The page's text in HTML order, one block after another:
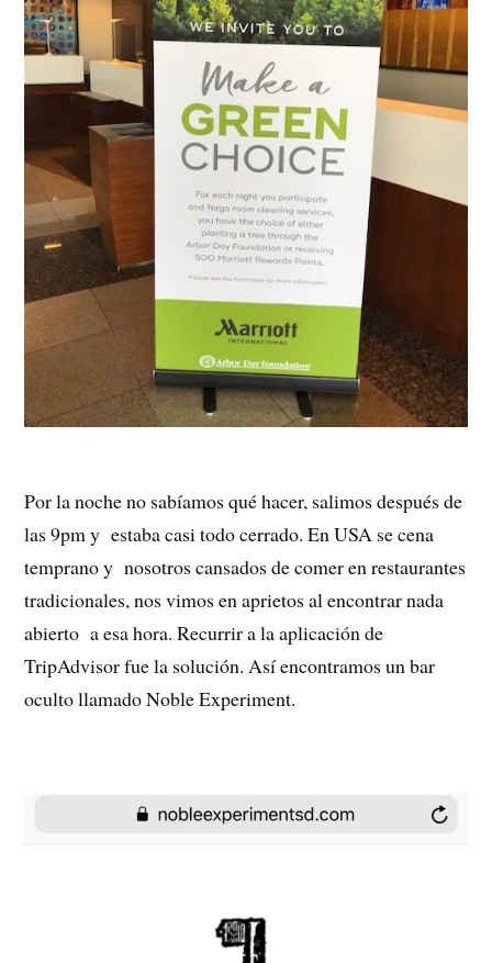
Por la noche no sabíamos qué hacer, salimos después de
las 9pm y estaba casi todo cerrado. En USA se cena
temprano y nosotros cansados de comer en restaurantes
tradicionales, nos vimos en aprietos al encontrar nada
abierto a esa hora. Recurrir a la aplicación de
TripAdvisor fue la solución. Así encontramos un bar
oculto llamado Noble Experiment.